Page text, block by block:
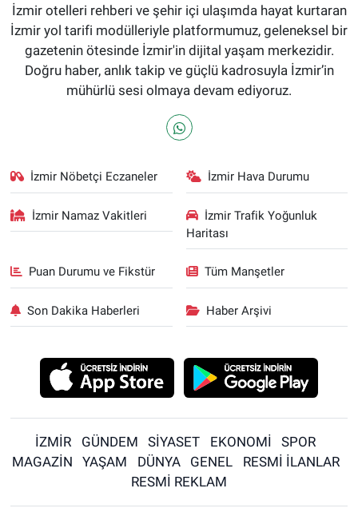
İzmir otelleri rehberi ve şehir içi ulaşımda hayat kurtaran
İzmir yol tarifi modülleriyle platformumuz, geleneksel bir
gazetenin ötesinde İzmir'in dijital yaşam merkezidir.
Doğru haber, anlık takip ve güçlü kadrosuyla İzmir’in
mühürlü sesi olmaya devam ediyoruz.
İzmir Nöbetçi Eczaneler İzmir Hava Durumu
İzmir Namaz Vakitleri
İzmir Trafik Yoğunluk
Haritası
Puan Durumu ve Fikstür Tüm Manşetler
Son Dakika Haberleri Haber Arşivi
İZMİR GÜNDEM SİYASET EKONOMİ
SPOR
MAGAZİN
YAŞAM DÜNYA GENEL
RESMİ İLANLAR
RESMİ REKLAM